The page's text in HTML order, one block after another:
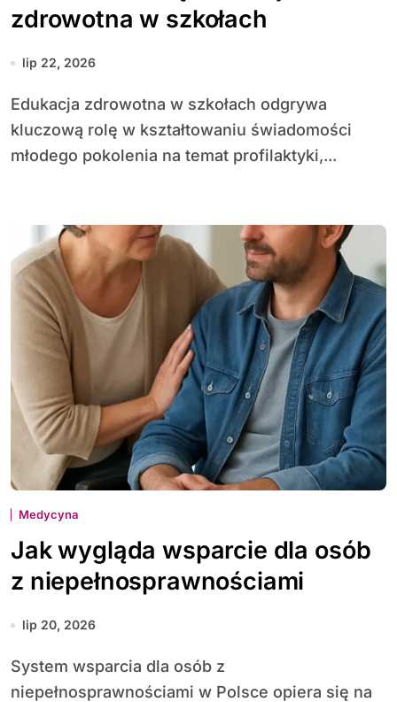
zdrowotna w szkołach
lip 22, 2026
Edu­kacja zdrowotna w szkołach odgrywa
kluczową rolę w kształtowaniu świadomości
młodego pokolenia na temat profilaktyki,...
Medycyna
Jak wygląda wsparcie dla osób
z niepełnosprawnościami
lip 20, 2026
System wsparcia dla osób z
niepełnosprawnościami w Polsce opiera się na